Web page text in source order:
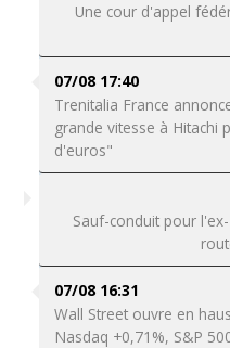
Une cour d'appel
07/08 17:40
Trenitalia France
grande vitesse à Hitachi
d'euros"
Sauf-conduit pour
07/08 16:31
Wall Street ouvre en
Nasdaq +0,71%, S&P